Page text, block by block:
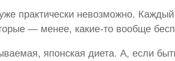
практически невозможно.
— менее, какие-то вообще
японская диета. А, если